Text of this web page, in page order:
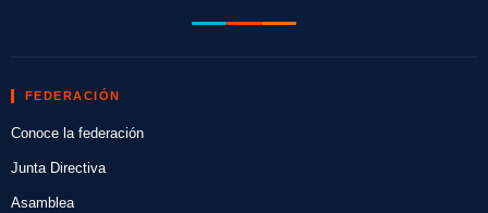
FEDERACIÓN
Conoce la federación
Junta Directiva
Asamblea